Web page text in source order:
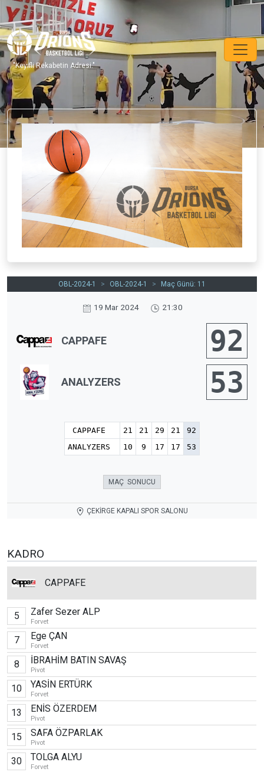
"Keyifli Rekabetin Adresi."
OBL-2024-1 > OBL-2024-1 > Maç Günü: 11
19 Mar 2024 21:30
CAPPAFE 92
ANALYZERS 53
CAPPAFE 21 21 29 21
92
ANALYZERS
10 9 17 17 53
MAÇ SONUCU
ÇEKİRGE KAPALI SPOR SALONU
KADRO
CAPPAFE
5 Zafer Sezer ALP
Forvet
7 Ege ÇAN
Forvet
8 İBRAHİM BATIN SAVAŞ
Pivot
10 YASİN ERTÜRK
Forvet
13 ENİS ÖZERDEM
Pivot
15 SAFA ÖZPARLAK
Pivot
30 TOLGA ALYU
Forvet